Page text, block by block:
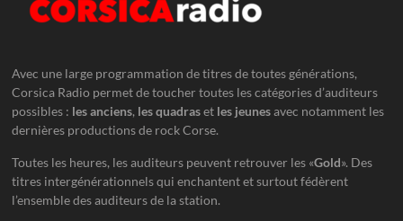
Avec une large programmation de titres de toutes générations,
Corsica Radio permet de toucher toutes les catégories d’auditeurs
possibles : les anciens, les quadraset les jeunesavec notamment les
dernières productions de rock Corse.
Toutes les heures, les auditeurs peuvent retrouver les «Gold». Des
titres intergénérationnels qui enchantent et surtout fédèrent
l’ensemble des auditeurs de la station.